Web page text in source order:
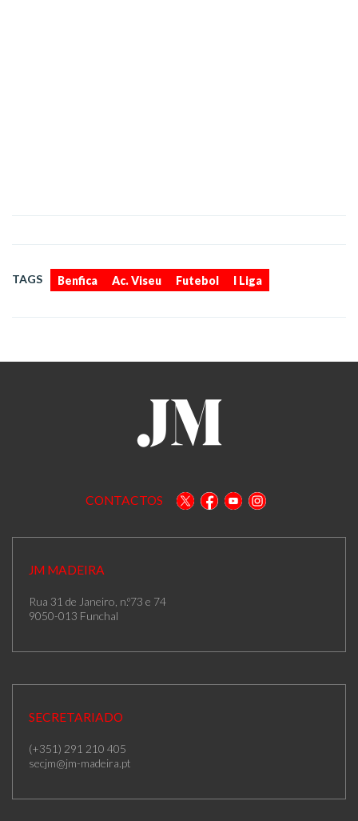
TAGS Benfica Ac. Viseu Futebol I Liga
CONTACTOS
JM MADEIRA
Rua 31 de Janeiro, n.º73 e 74
9050-013 Funchal
SECRETARIADO
(+351) 291 210 405
secjm@jm-madeira.pt